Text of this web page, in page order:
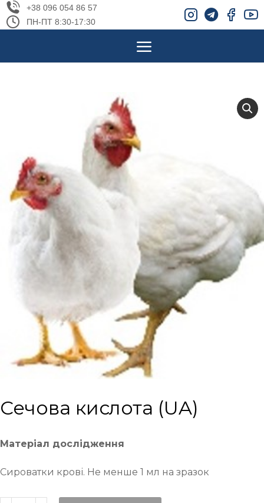
+38 096 054 86 57
ПН-ПТ 8:30-17:30
Сечова кислота (UA)
Матеріал дослідження
Сироватки крові. Не менше 1 мл на зразок